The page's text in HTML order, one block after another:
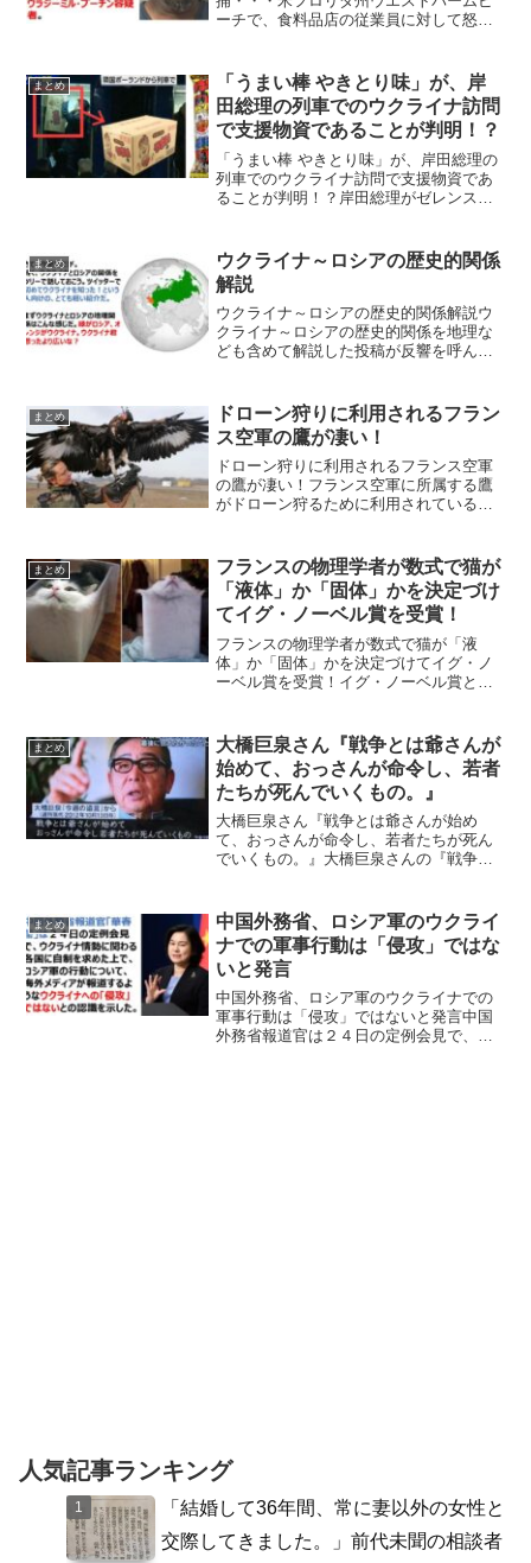
ーチで、食料品店の従業員に対して怒鳴
されたのは、ウラジーミル・プーチン容
疑者。ただし、この男は、...
まとめ
「うまい棒 やきとり味」が、岸
田総理の列車でのウクライナ訪問
で支援物資であることが判明！？
「うまい棒 やきとり味」が、岸田総理の
列車でのウクライナ訪問で支援物資であ
ることが判明！？岸田総理がゼレンスキ
い棒 やきとり味」の段ボールが映り込み
して支援物資ではない...
まとめ
ウクライナ～ロシアの歴史的関係
解説
ウクライナ～ロシアの歴史的関係解説ウ
クライナ～ロシアの歴史的関係を地理な
ども含めて解説した投稿が反響を呼んで
おこう。ツイッターで初めてウクライナ
を知った！という人向けの...
まとめ
ドローン狩りに利用されるフラン
ス空軍の鷹が凄い！
ドローン狩りに利用されるフランス空軍
の鷹が凄い！フランス空軍に所属する鷹
がドローン狩るために利用されていると
たが現在ではドローン狩に転用されてい
るようです。フランス空軍...
まとめ
フランスの物理学者が数式で猫が
「液体」か「固体」かを決定づけ
てイグ・ノーベル賞を受賞！
フランスの物理学者が数式で猫が「液
体」か「固体」かを決定づけてイグ・ノ
ーベル賞を受賞！イグ・ノーベル賞とい
のパロディーとなりますが、今回フラン
スの物理学者が数式で猫が「...
まとめ
大橋巨泉さん『戦争とは爺さんが
始めて、おっさんが命令し、若者
たちが死んでいくもの。』
大橋巨泉さん『戦争とは爺さんが始め
て、おっさんが命令し、若者たちが死ん
でいくもの。』大橋巨泉さんの『戦争と
争に対する言葉が反響を呼んでいます。
ウクライナの現状に胸を痛め...
まとめ
中国外務省、ロシア軍のウクライ
ナでの軍事行動は「侵攻」ではな
いと発言
中国外務省、ロシア軍のウクライナでの
軍事行動は「侵攻」ではないと発言中国
外務省報道官は２４日の定例会見で、ウ
人気記事ランキング
「結婚して36年間、常に妻以外の女性と
交際してきました。」前代未聞の相談者